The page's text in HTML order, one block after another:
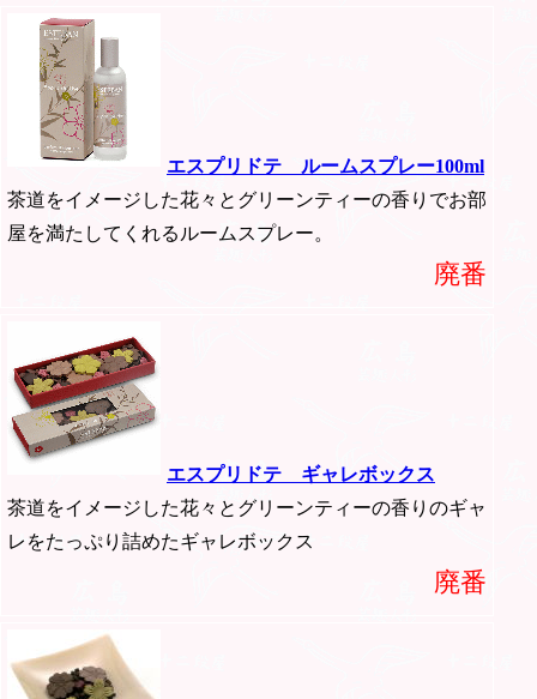
エスプリドテ ルームスプレー100ml
茶道をイメージした花々とグリーンティーの香りでお部
屋を満たしてくれるルームスプレー。
廃番
エスプリドテ ギャレボックス
茶道をイメージした花々とグリーンティーの香りのギャ
レをたっぷり詰めたギャレボックス
廃番